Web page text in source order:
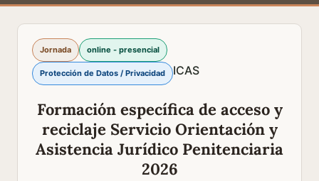
Jornada online - presencial
Protección de Datos / Privacidad ICAS
Formación específica de acceso y
reciclaje Servicio Orientación y
Asistencia Jurídico Penitenciaria
2026